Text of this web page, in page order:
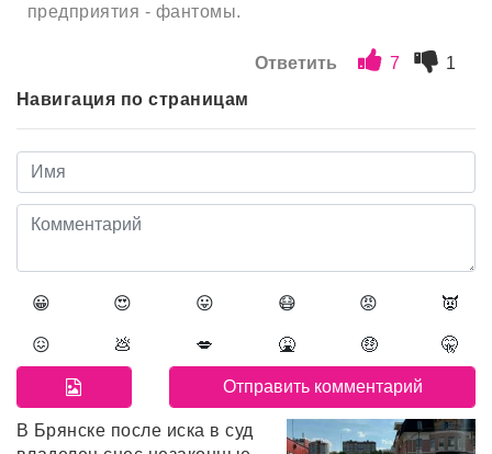
предприятия - фантомы.
Ответить 7
1
Навигация по страницам
😀 😍 😛 😷 😡 👿
😖 💩 💋 🤮 🤑 🤫
В Брянске после иска в суд